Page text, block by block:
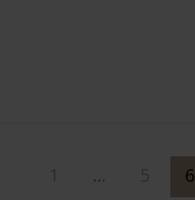
1 … 5 6